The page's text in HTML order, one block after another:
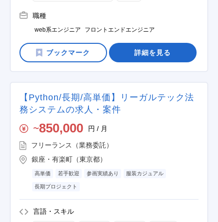
職種
web系エンジニア フロントエンドエンジニア
詳細を見る
【Python/長期/高単価】リーガルテック法
務システムの求人・案件
〜850,000 円 / 月
フリーランス（業務委託）
銀座・有楽町（東京都）
高単価 若手歓迎 参画実績あり 服装カジュアル
長期プロジェクト
言語・スキル